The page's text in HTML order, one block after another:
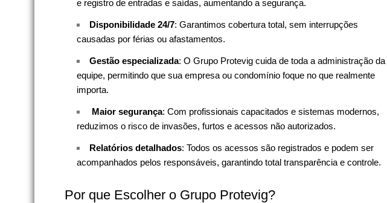
e registro de entradas e saídas, aumentando a segurança.
Disponibilidade 24/7: Garantimos cobertura total, sem interrupções
causadas por férias ou afastamentos.
Gestão especializada: O Grupo Protevig cuida de toda a administração da
equipe, permitindo que sua empresa ou condomínio foque no que realmente
importa.
Maior segurança: Com profissionais capacitados e sistemas modernos,
reduzimos o risco de invasões, furtos e acessos não autorizados.
Relatórios detalhados: Todos os acessos são registrados e podem ser
acompanhados pelos responsáveis, garantindo total transparência e controle.
Por que Escolher o Grupo Protevig?